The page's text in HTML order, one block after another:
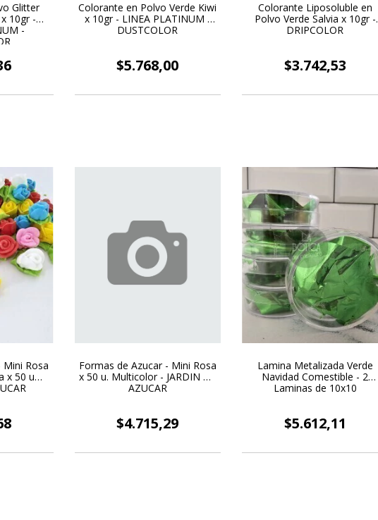
Glitter
10gr -
-
Colorante en Polvo Verde Kiwi
x 10gr - LINEA PLATINUM -
DUSTCOLOR
$5.768,00
Colorante Liposoluble en
Polvo Verde Salvia x 10gr -
DRIPCOLOR
$3.742,53
Mini Rosa
x 50 u
Formas de Azucar - Mini Rosa
x 50 u. Multicolor - JARDIN DE
AZUCAR
$4.715,29
Lamina Metalizada Verde
Navidad Comestible - 2
Laminas de 10x10
$5.612,11